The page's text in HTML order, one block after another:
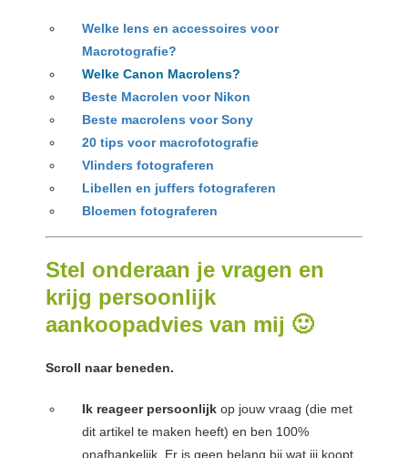
Welke lens en accessoires voor
Macrotografie?
Welke Canon Macrolens?
Beste Macrolen voor Nikon
Beste macrolens voor Sony
20 tips voor macrofotografie
Vlinders fotograferen
Libellen en juffers fotograferen
Bloemen fotograferen
Stel onderaan je vragen en
krijg persoonlijk
aankoopadvies van mij 🙂
Scroll naar beneden.
Ik reageer persoonlijk op jouw vraag (die met
dit artikel te maken heeft) en ben 100%
onafhankelijk. Er is geen belang bij wat jij koopt.